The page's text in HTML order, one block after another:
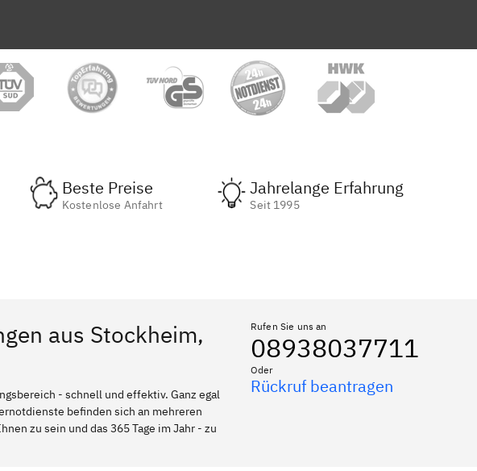
Beste Preise
Kostenlose Anfahrt
Jahrelange Erfahrung
Seit 1995
aus Stockheim,
- schnell und effektiv. Ganz egal
befinden sich an mehreren
zu sein und das 365 Tage im Jahr - zu
Rufen Sie uns an
08938037711
Oder
Rückruf beantragen